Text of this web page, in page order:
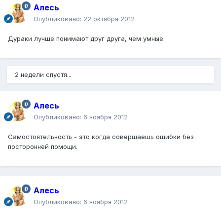
Алесь
Опубликовано: 22 октября 2012
Дураки лучше понимают друг друга, чем умные.
2 недели спустя...
Алесь
Опубликовано: 6 ноября 2012
Самостоятельность - это когда совершаешь ошибки без
посторонней помощи.
Алесь
Опубликовано: 6 ноября 2012